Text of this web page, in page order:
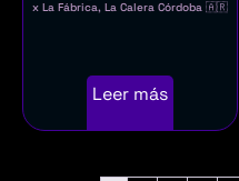
x La Fábrica, La Calera Córdoba 🇦🇷
Leer más